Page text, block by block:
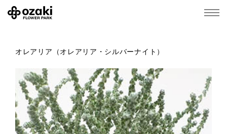
オレアリア（オレアリア・シルバーナイト）